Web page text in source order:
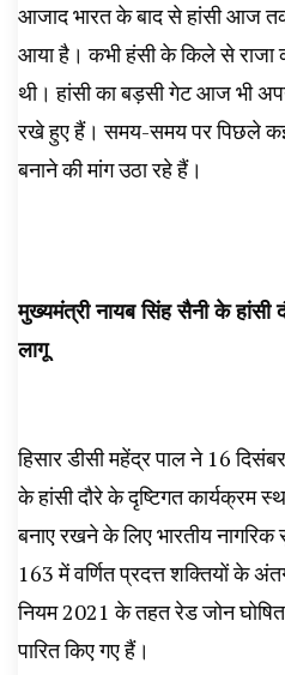
आजाद भारत के बाद से हांसी आज
आया है। कभी हंसी के किले से राजा
थी। हांसी का बड़सी गेट आज भी
रखे हुए हैं। समय-समय पर पिछले कई
बनाने की मांग उठा रहे हैं।
मुख्यमंत्री नायब सिंह सैनी के हांसी
लागू
हिसार डीसी महेंद्र पाल ने 16
के हांसी दौरे के दृष्टिगत कार्यक्रम
बनाए रखने के लिए भारतीय नागरिक
163 में वर्णित प्रदत्त शक्तियों के
नियम 2021 के तहत रेड जोन
पारित किए गए हैं।